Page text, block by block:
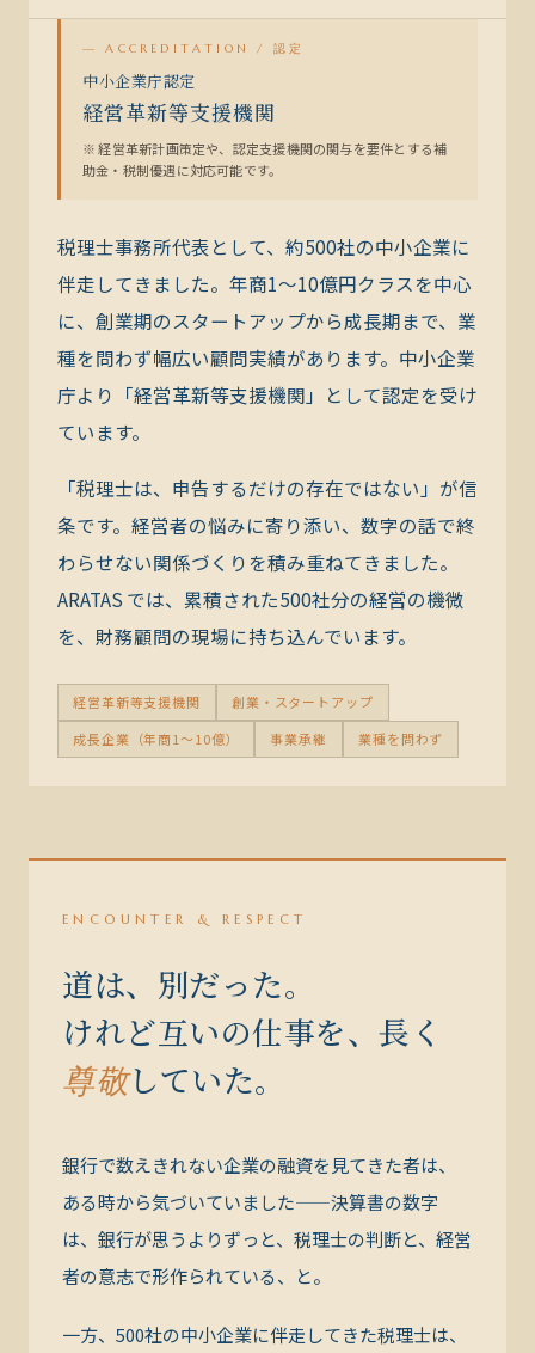
— ACCREDITATION / 認定
中小企業庁認定
経営革新等支援機関
※ 経営革新計画策定や、認定支援機関の関与を要件とする補
助金・税制優遇に対応可能です。
税理士事務所代表として、約500社の中小企業に
伴走してきました。年商1〜10億円クラスを中心
に、創業期のスタートアップから成長期まで、業
種を問わず幅広い顧問実績があります。中小企業
庁より「経営革新等支援機関」として認定を受け
ています。
「税理士は、申告するだけの存在ではない」が信
条です。経営者の悩みに寄り添い、数字の話で終
わらせない関係づくりを積み重ねてきました。
ARATAS では、累積された500社分の経営の機微
を、財務顧問の現場に持ち込んでいます。
経営革新等支援機関
創業・スタートアップ
成長企業（年商1〜10億）
事業承継 業種を問わず
ENCOUNTER & RESPECT
道は、別だった。
けれど互いの仕事を、長く
尊敬していた。
銀行で数えきれない企業の融資を見てきた者は、
ある時から気づいていました——決算書の数字
は、銀行が思うよりずっと、税理士の判断と、経営
者の意志で形作られている、と。
一方、500社の中小企業に伴走してきた税理士は、